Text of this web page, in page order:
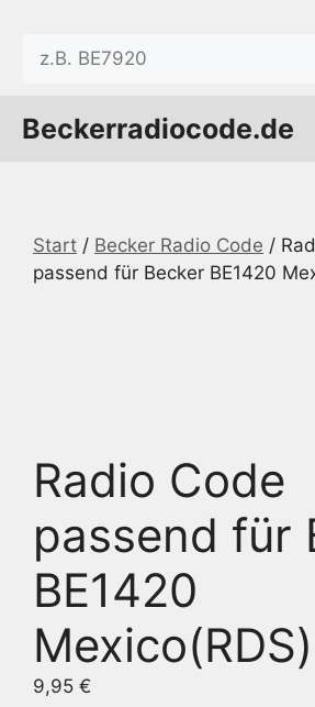
springen
Beckerradiocode.de
Start / Becker Radio Code /
passend für Becker BE1420
Radio Code
passend für
BE1420
Mexico(RDS)
9,95 €